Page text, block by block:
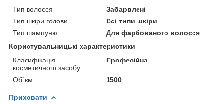
Тип волосся
Забарвлені
Тип шкіри голови
Всі типи шкіри
Тип шампуню
Для фарбованого волосся
Користувальницькі характеристики
Класифікація
косметичного засобу
Професійна
Об`єм 1500
Приховати